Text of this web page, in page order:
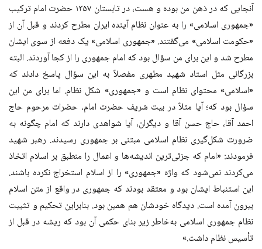
آنجایی که در ذهن من بوده و هست، در تابستان ۱۳۵۷ حضرت امام ترکیب
«جمهوری اسلامی» را به عنوان نظام آینده ایران مطرح کردند و قبل آن از
«حکومت اسلامی» می‌گفتند. «جمهوری اسلامی» یک دفعه از سوی ایشان
مطرح شد و این برای من سؤال بود که امام جمهوری را از کجا آوردند. البته
بزرگانی مثل استاد شهید مطهری مفصلاً به این سؤال پاسخ دادند که
«اسلامی» محتوای نظام است و «جمهوری» شکل نظام. اما برای من این
سؤال بود که؛ آیا مثلاً در بیت شریف حضرت امام، حضرات مرحوم حاج
احمد آقا، حاج حسن آقا و دیگران، آیا شواهدی دارند که امام چگونه به
ضرورت شکل‌گیری نظام اسلامی مبتنی بر جمهوری رسیدند. رهبر شهید
فرمودند: «امام که جزئی‌ترین اندیشه‌ها و اعمال را منطبق بر اسلام اتخاذ
می‌کردند نمی‌شود که واژه «جمهوری» را از اسلام استخراج نکرده باشند.
این استنباط ایشان بود و معتقد بودند که جمهوری در واقع از متن اسلام
بیرون آمده است. دیدگاه خودشان هم همین بود. بنابراین تحکیم و تثبیت
نظام جمهوری اسلامی به‌خاطر زیر بنای حکمی آن بود که ریشه در قبل از
تأسیس نظام داشت.»